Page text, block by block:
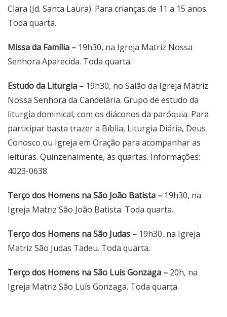
Clara (Jd. Santa Laura). Para crianças de 11 a 15 anos.
Toda quarta.
Missa da Família – 19h30, na Igreja Matriz Nossa
Senhora Aparecida. Toda quarta.
Estudo da Liturgia – 19h30, no Salão da Igreja Matriz
Nossa Senhora da Candelária. Grupo de estudo da
liturgia dominical, com os diáconos da paróquia. Para
participar basta trazer a Bíblia, Liturgia Diária, Deus
Conosco ou Igreja em Oração para acompanhar as
leituras. Quinzenalmente, às quartas. Informações:
4023-0638.
Terço dos Homens na São João Batista – 19h30, na
Igreja Matriz São João Batista. Toda quarta.
Terço dos Homens na São Judas – 19h30, na Igreja
Matriz São Judas Tadeu. Toda quarta.
Terço dos Homens na São Luís Gonzaga – 20h, na
Igreja Matriz São Luís Gonzaga. Toda quarta.